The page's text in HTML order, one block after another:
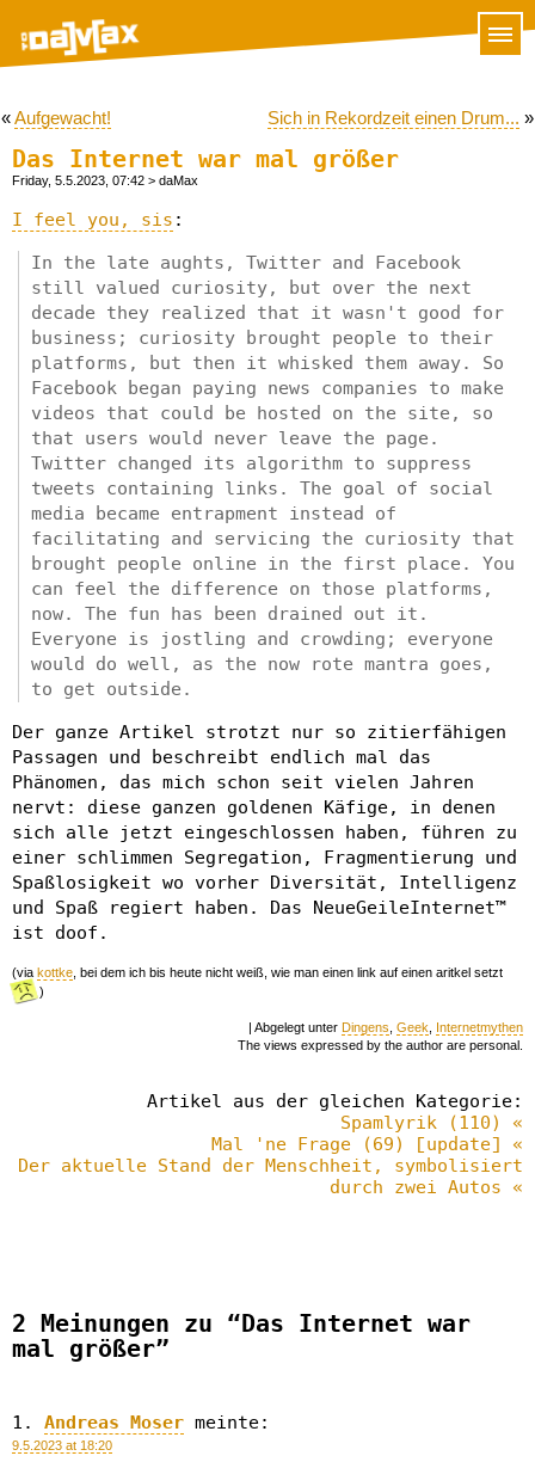
«Aufgewacht! Sich in Rekordzeit einen Drum... »
Das Internet war mal größer
Friday, 5.5.2023, 07:42 > daMax
I feel you, sis :
In the late aughts, Twitter and Facebook
still valued curiosity, but over the next
decade they realized that it wasn't good for
business; curiosity brought people to their
platforms, but then it whisked them away. So
Facebook began paying news companies to make
videos that could be hosted on the site, so
that users would never leave the page.
Twitter changed its algorithm to suppress
tweets containing links. The goal of social
media became entrapment instead of
facilitating and servicing the curiosity that
brought people online in the first place. You
can feel the difference on those platforms,
now. The fun has been drained out it.
Everyone is jostling and crowding; everyone
would do well, as the now rote mantra goes,
to get outside.
Der ganze Artikel strotzt nur so zitierfähigen
Passagen und beschreibt endlich mal das
Phänomen, das mich schon seit vielen Jahren
nervt: diese ganzen goldenen Käfige, in denen
sich alle jetzt eingeschlossen haben, führen zu
einer schlimmen Segregation, Fragmentierung und
Spaßlosigkeit wo vorher Diversität, Intelligenz
und Spaß regiert haben. Das NeueGeileInternet™
ist doof.
(via kottke , bei dem ich bis heute nicht weiß, wie man einen link auf einen aritkel setzt
)
| Abgelegt unter Dingens Geek
Internetmythen
The views expressed by the author are personal.
Artikel aus der gleichen Kategorie:
Spamlyrik (110) «
Mal 'ne Frage (69) [update] «
Der aktuelle Stand der Menschheit, symbolisiert
durch zwei Autos «
2 Meinungen zu “Das Internet war
mal größer”
Andreas Moser meinte:
9.5.2023 at 18:20